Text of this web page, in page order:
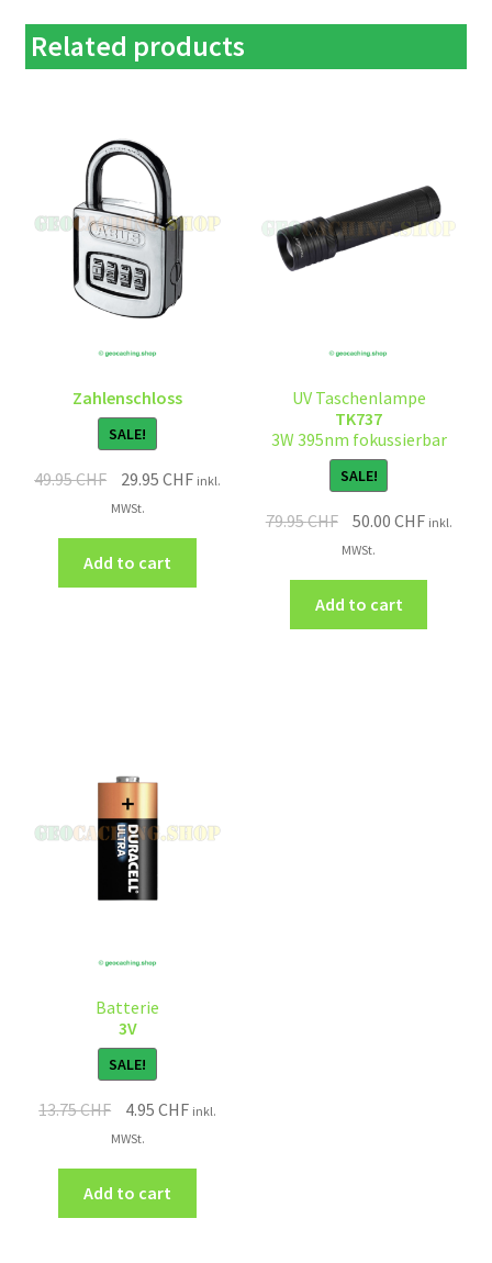
Related products
Zahlenschloss
SALE!
49.95CHF 29.95CHF inkl.
MWSt.
Add to cart
UV Taschenlampe
TK737
3W 395nm fokussierbar
SALE!
79.95CHF 50.00 CHF inkl.
MWSt.
Add to cart
Batterie
3V
SALE!
13.75CHF 4.95CHF inkl.
MWSt.
Add to cart